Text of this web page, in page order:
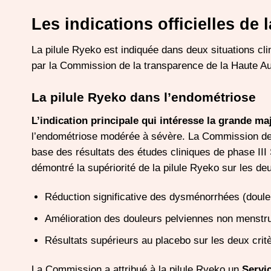
Les indications officielles de
La pilule Ryeko est indiquée dans deux situations
par la Commission de la transparence de la Haute
La pilule Ryeko dans l’endométriose
L’indication principale qui intéresse la grande
l’endométriose modérée à sévère. La Commission
base des résultats des études cliniques de phase
démontré la supériorité de la pilule Ryeko sur les
Réduction significative des dysménorrhées
Amélioration des douleurs pelviennes non
Résultats supérieurs au placebo sur les deux